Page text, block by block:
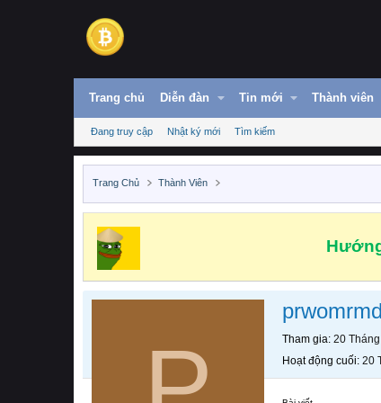
Trang chủ Diễn đàn Tin mới Thành viên
Đang truy cập Nhật ký mới Tìm kiếm
Trang Chủ Thành Viên
prwomrmd
Tham gia 20
Hoạt động cuối 20